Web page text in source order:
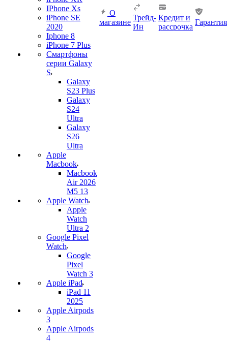
IPhone Xs
iPhone SE
2020
Iphone 8
iPhone 7 Plus
Смартфоны
серии Galaxy
S
Galaxy
S23 Plus
Galaxy
S24
Ultra
Galaxy
S26
Ultra
Apple
Macbook
Macbook
Air 2026
M5 13
Apple Watch
Apple
Watch
Ultra 2
Google Pixel
Watch
Google
Pixel
Watch 3
Apple iPad
iPad 11
2025
Apple Airpods
3
Apple Airpods
4
О
магазине
Трейд-
Ин
Кредит и
рассрочка
Гарантия